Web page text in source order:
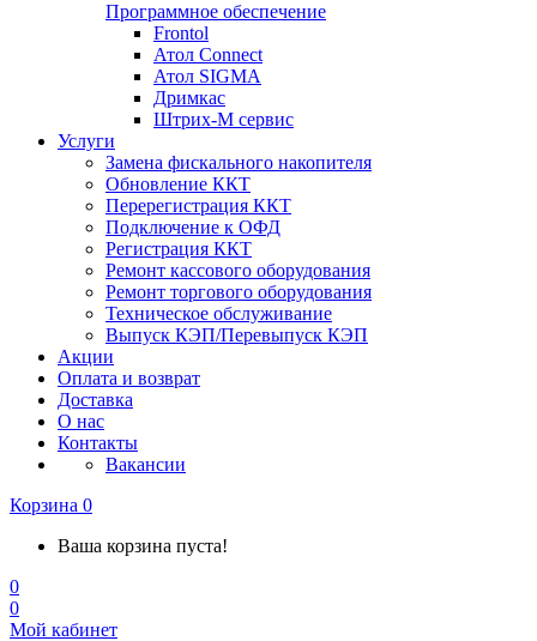
Программное обеспечение
Frontol
Атол Connect
Атол SIGMA
Дримкас
Штрих-М сервис
Услуги
Замена фискального накопителя
Обновление ККТ
Перерегистрация ККТ
Подключение к ОФД
Регистрация ККТ
Ремонт кассового оборудования
Ремонт торгового оборудования
Техническое обслуживание
Выпуск КЭП/Перевыпуск КЭП
Акции
Оплата и возврат
Доставка
О нас
Контакты
Вакансии
Корзина 0
Ваша корзина пуста!
0
0
Мой кабинет